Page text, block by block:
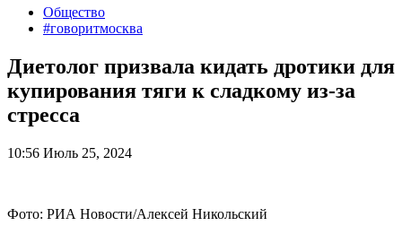
Общество
#говоритмосква
Диетолог призвала кидать дротики для
купирования тяги к сладкому из-за
стресса
10:56 Июль 25, 2024
Фото: РИА Новости/Алексей Никольский